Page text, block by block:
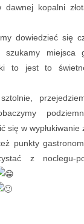
dawnej kopalni
dowiedzieć się
miejsca
to jest to
się w wypłukiwanie
punkty
z noclegu-